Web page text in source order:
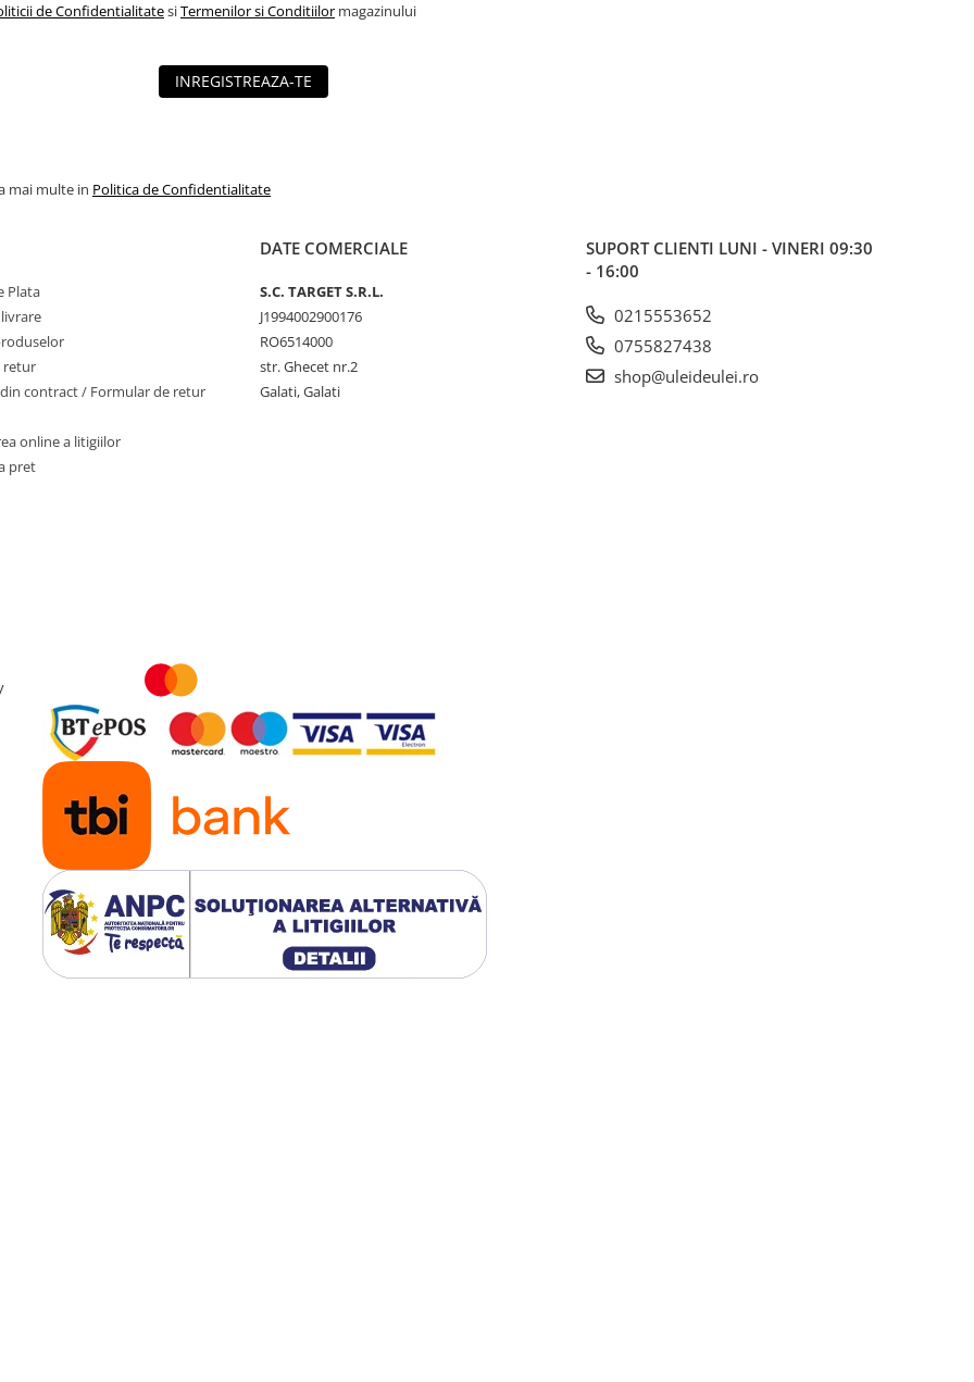
de ConfidentialitatesiTermenilor si Conditiilor magazinului
INREGISTREAZA-TE
mai multe in Politica de Confidentialitate
Plata
retur
contract / Formular de retur
online a litigiilor
pret
DATE COMERCIALE
S.C. TARGET S.R.L.
J1994002900176
RO6514000
str. Ghecet nr.2
Galati, Galati
SUPORT CLIENTI LUNI - VINERI 09:30
- 16:00
0215553652
0755827438
shop@uleideulei.ro